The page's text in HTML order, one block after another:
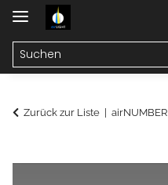
Zurück zur Liste airNUMBER